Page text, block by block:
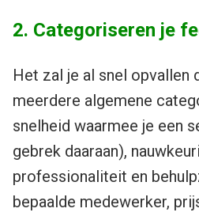
2. Categoriseren je
Het zal je al snel opvallen
meerdere algemene
snelheid waarmee je een
gebrek daaraan),
professionaliteit en
bepaalde medewerker,